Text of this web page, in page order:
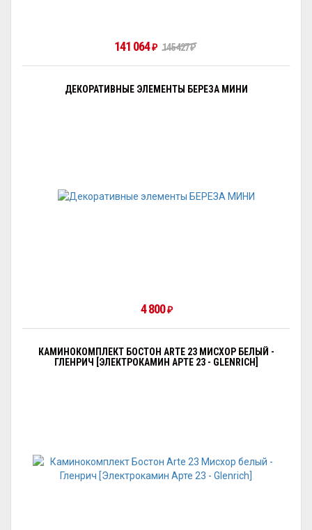
141 064₽ 145 427₽
ДЕКОРАТИВНЫЕ ЭЛЕМЕНТЫ БЕРЕЗА МИНИ
4 800₽
КАМИНОКОМПЛЕКТ БОСТОН ARTE 23 МИСХОР БЕЛЫЙ -
ГЛЕНРИЧ [ЭЛЕКТРОКАМИН АРТЕ 23 - GLENRICH]